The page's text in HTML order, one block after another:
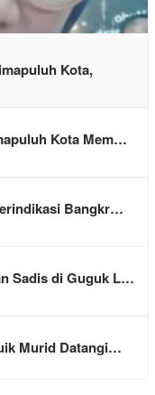
Kota,
Kota Mem…
Bangkr…
Sadis di Guguk L…
Murid Datangi…